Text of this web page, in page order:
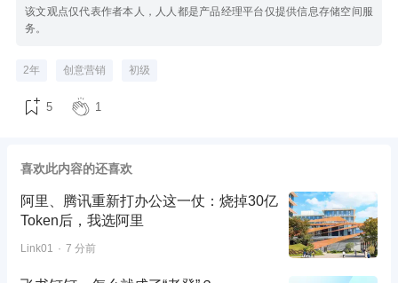
该文观点仅代表作者本人，人人都是产品经理平台仅提供信息存储空间服
务。
2年 创意营销 初级
5 1
喜欢此内容的还喜欢
阿里、腾讯重新打办公这一仗：烧掉30亿
Token后，我选阿里
Link01 7 分前